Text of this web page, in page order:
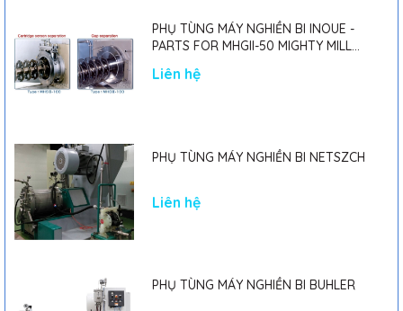
PHỤ TÙNG MÁY NGHIỀN BI INOUE -
PARTS FOR MHGII-50 MIGHTY MILL
Liên hệ
PHỤ TÙNG MÁY NGHIỀN BI NETSZCH
Liên hệ
PHỤ TÙNG MÁY NGHIỀN BI BUHLER